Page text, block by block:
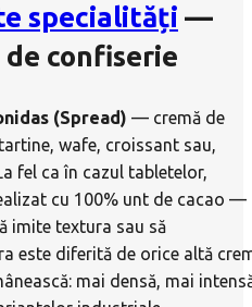
specialități —
confiserie
(Spread) — cremă de
wafe, croissant sau,
fel ca în cazul tabletelor,
cu 100% unt de cacao —
imite textura sau să
este diferită de orice altă
mai densă, mai